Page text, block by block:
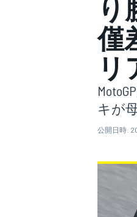
スーパ
スーパー
僅
リ
キが
公開日時: